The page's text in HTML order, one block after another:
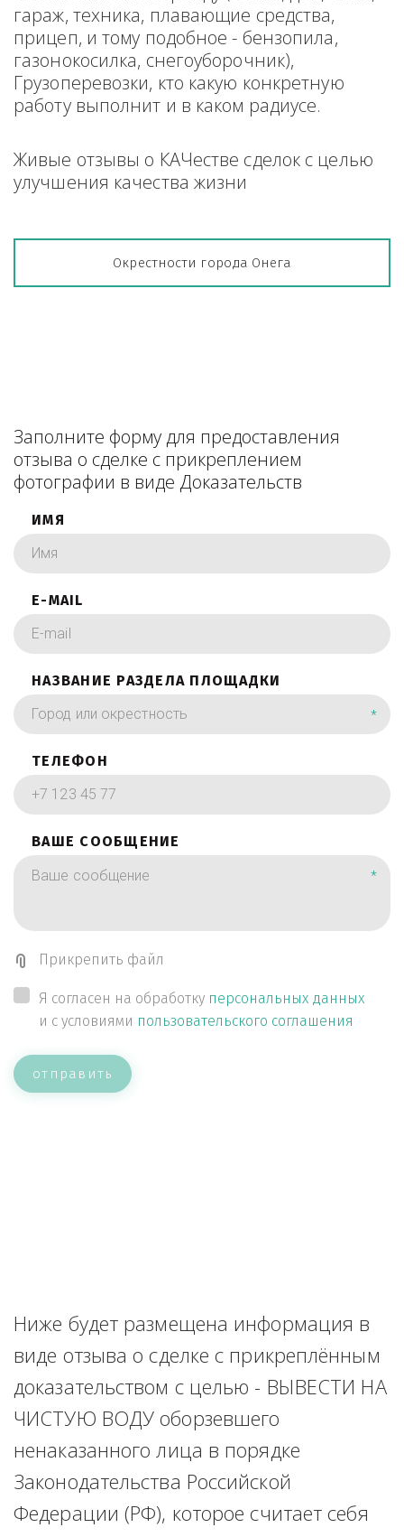
гараж, техника, плавающие средства,
прицеп, и тому подобное - бензопила,
газонокосилка, снегоуборочник),
Грузоперевозки, кто какую конкретную
работу выполнит и в каком радиусе.
Живые отзывы о КАЧестве сделок с целью
улучшения качества жизни
Окрестности города Онега
Заполните форму для предоставления
отзыва о сделке с прикреплением
фотографии в виде Доказательств
ИМЯ
E-MAIL
НАЗВАНИЕ РАЗДЕЛА ПЛОЩАДКИ
*
ТЕЛЕФОН
ВАШЕ СООБЩЕНИЕ
*
Прикрепить файл
Я согласен на обработку персональных данных
и с условиями пользовательского соглашения
отправить
Ниже будет размещена информация в
виде отзыва о сделке с прикреплённым
доказательством с целью - ВЫВЕСТИ НА
ЧИСТУЮ ВОДУ оборзевшего
ненаказанного лица в порядке
Законодательства Российской
Федерации (РФ), которое считает себя